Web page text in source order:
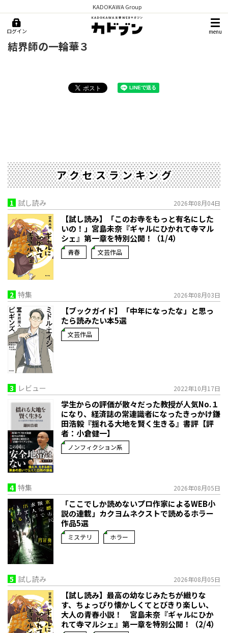
KADOKAWA Group
ログイン menu
結界師の一輪華３
アクセスランキング
1 試し読み 2026年08月04日
【試し読み】「このお寺をもっと有名にした
いの！」宮島未奈『ギャルにひかれて寺マル
シェ』第一章を特別公開！（1/4）
青春 文芸作品
2 特集 2026年08月03日
【ブックガイド】「中年になったな」と思っ
たら読みたい本5選
文芸作品
3 レビュー 2022年10月17日
学生からの評価が散々だった教授が人気No.１
になり、経済誌の常連識者になったきっかけ――鎌
田浩毅『揺れる大地を賢く生きる』書評【評
者：小倉健一】
ノンフィクション系
4 特集 2026年08月05日
「ここでしか読めないプロ作家によるWEB小
説の連載」――カクヨムネクストで読めるホラー
作品5選
ミステリ ホラー
5 試し読み 2026年08月05日
【試し読み】最高の幼なじみたちが織りな
す、ちょっぴり懐かしくてとびきり楽しい、
大人の青春小説！ 宮島未奈『ギャルにひか
れて寺マルシェ』第一章を特別公開！（2/4）